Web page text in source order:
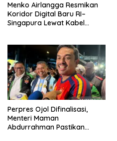
Menko Airlangga Resmikan
Koridor Digital Baru RI–
Singapura Lewat Kabel
Perpres Ojol Difinalisasi,
Menteri Maman
Abdurrahman Pastikan